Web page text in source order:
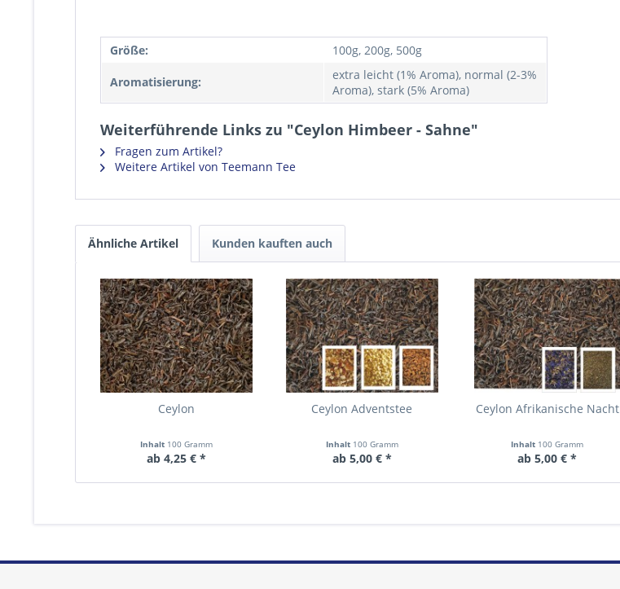
Größe: 100g, 200g, 500g
Aromatisierung:
extra leicht (1% Aroma), normal (2-3%
Aroma), stark (5% Aroma)
Weiterführende Links zu "Ceylon Himbeer - Sahne"
Fragen zum Artikel?
Weitere Artikel von Teemann Tee
Ähnliche Artikel Kunden kauften auch
Ceylon
Inhalt 100 Gramm
ab 4,25 € *
Ceylon Adventstee
Inhalt 100 Gramm
ab 5,00 € *
Ceylon Afrikanische Nacht
Inhalt 100 Gramm
ab 5,00 € *